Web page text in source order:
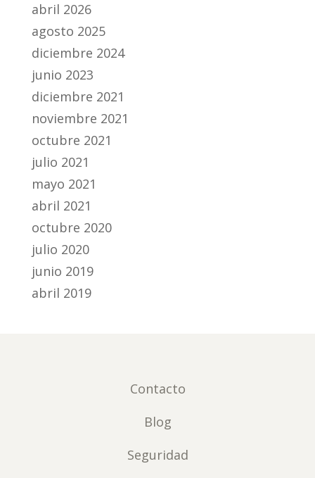
abril 2026
agosto 2025
diciembre 2024
junio 2023
diciembre 2021
noviembre 2021
octubre 2021
julio 2021
mayo 2021
abril 2021
octubre 2020
julio 2020
junio 2019
abril 2019
Contacto
Blog
Seguridad